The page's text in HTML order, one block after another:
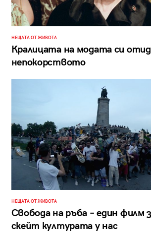
НЕЩАТА ОТ ЖИВОТА
Кралицата на модата си
непокорството
НЕЩАТА ОТ ЖИВОТА
Свобода на ръба – един филм
скейт културата у нас